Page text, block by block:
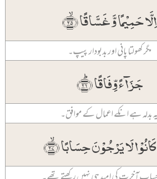
اِلَّا حَمِیۡمًا وَّ غَسَّاقًا ﴿ۙ۲۵﴾
مگر کھولتا پانی اور بدبودار پیپ۔
جَزَآءً وِّفَاقًا ﴿ؕ۲۶﴾
یہ بدلہ ہے انکے اعمال کے موافق۔
لَا یَرۡجُوۡنَ حِسَابًا ﴿ۙ۲۷﴾